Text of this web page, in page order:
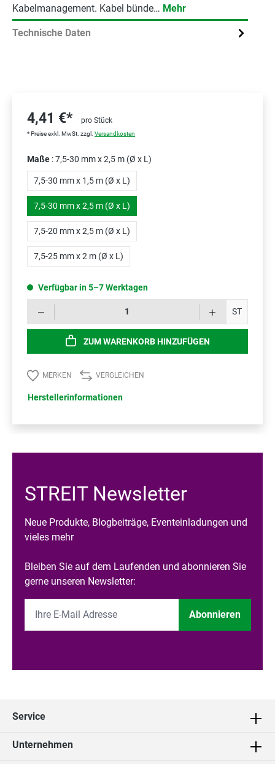
Kabelmanagement. Kabel bünde… Mehr
Technische Daten
4,41 €* pro Stück
* Preise exkl. MwSt. zzgl. Versandkosten
Maße : 7,5-30 mm x 2,5 m (Ø x L)
7,5-30 mm x 1,5 m (Ø x L)
7,5-30 mm x 2,5 m (Ø x L)
7,5-20 mm x 2,5 m (Ø x L)
7,5-25 mm x 2 m (Ø x L)
Verfügbar in 5–7 Werktagen
ST
ZUM WARENKORB HINZUFÜGEN
MERKEN VERGLEICHEN
Herstellerinformationen
STREIT Newsletter
Neue Produkte, Blogbeiträge, Eventeinladungen und
vieles mehr
Bleiben Sie auf dem Laufenden und abonnieren Sie
gerne unseren Newsletter:
Abonnieren
Service
Unternehmen